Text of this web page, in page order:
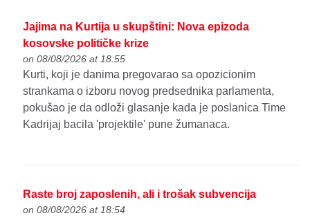
Jajima na Kurtija u skupštini: Nova epizoda
kosovske političke krize
on 08/08/2026 at 18:55
Kurti, koji je danima pregovarao sa opozicionim
strankama o izboru novog predsednika parlamenta,
pokušao je da odloži glasanje kada je poslanica Time
Kadrijaj bacila 'projektile' pune žumanaca.
Raste broj zaposlenih, ali i trošak subvencija
on 08/08/2026 at 18:54